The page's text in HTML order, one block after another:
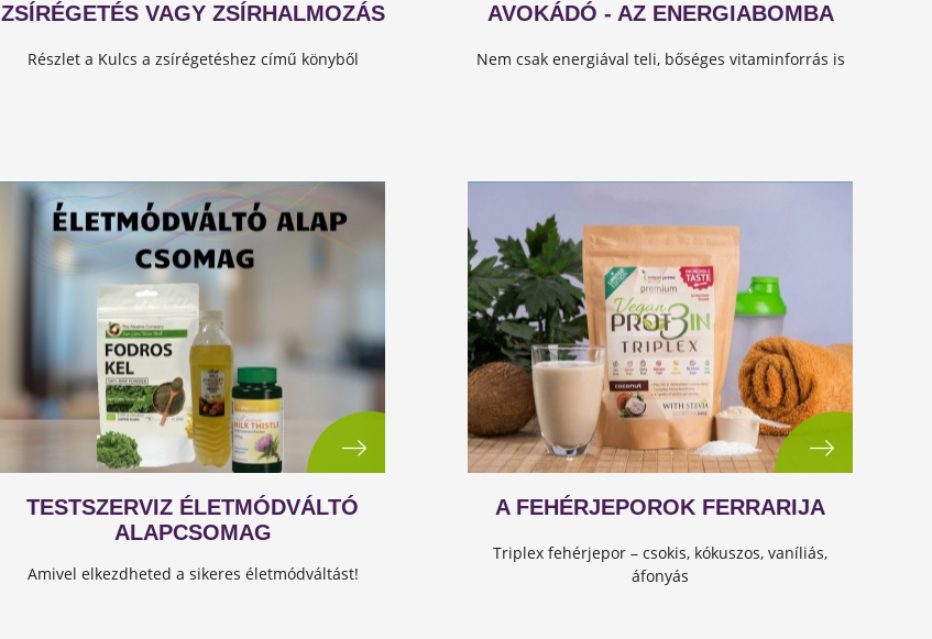
ZSÍRÉGETÉS VAGY ZSÍRHALMOZÁS
Részlet a Kulcs a zsírégetéshez című könyből
AVOKÁDÓ - AZ ENERGIABOMBA
Nem csak energiával teli, bőséges vitaminforrás is
TESTSZERVIZ ÉLETMÓDVÁLTÓ
ALAPCSOMAG
Amivel elkezdheted a sikeres életmódváltást!
A FEHÉRJEPOROK FERRARIJA
Triplex fehérjepor – csokis, kókuszos, vaníliás,
áfonyás